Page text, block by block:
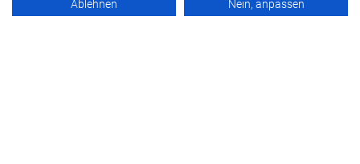
Ablehnen Nein, anpassen